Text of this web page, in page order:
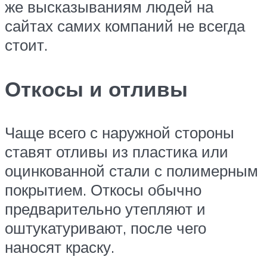
же высказываниям людей на
сайтах самих компаний не всегда
стоит.
Откосы и отливы
Чаще всего с наружной стороны
ставят отливы из пластика или
оцинкованной стали с полимерным
покрытием. Откосы обычно
предварительно утепляют и
оштукатуривают, после чего
наносят краску.